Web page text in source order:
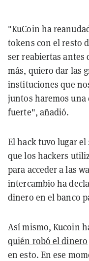
"KuCoin ha
tokens con el resto
ser reabiertas antes
más, quiero dar las
instituciones que
juntos haremos una
fuerte", añadió.
El hack tuvo lugar el
que los hackers
para acceder a las
intercambio ha
dinero en el banco
Así mismo, Kucoin
quién robó el dinero
en esto. En ese